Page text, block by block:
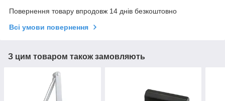
Повернення товару впродовж 14 днів безкоштовно
Всі умови повернення
З цим товаром також замовляють